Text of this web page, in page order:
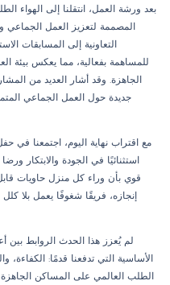
بعد ورشة العمل، انتقلنا إلى الهواء
المصممة لتعزيز العمل
التعاونية إلى المسابقات
للمساهمة بفعالية، مما يعكس بيئة
الجاهزة. وقد أشار العديد من
جديدة حول العمل الجماعي
مع اقتراب نهاية اليوم، اجتمعنا في
استثنائيًا في الجودة والابتكار
قوي بأن وراء كل منزل حاويات
إنجازه، فريقًا شغوفًا يعمل بلا
لم يُعزز هذا الحدث الروابط بين
الأساسية التي تدفعنا قدمًا: الكفاءة،
الطلب العالمي على المساكن